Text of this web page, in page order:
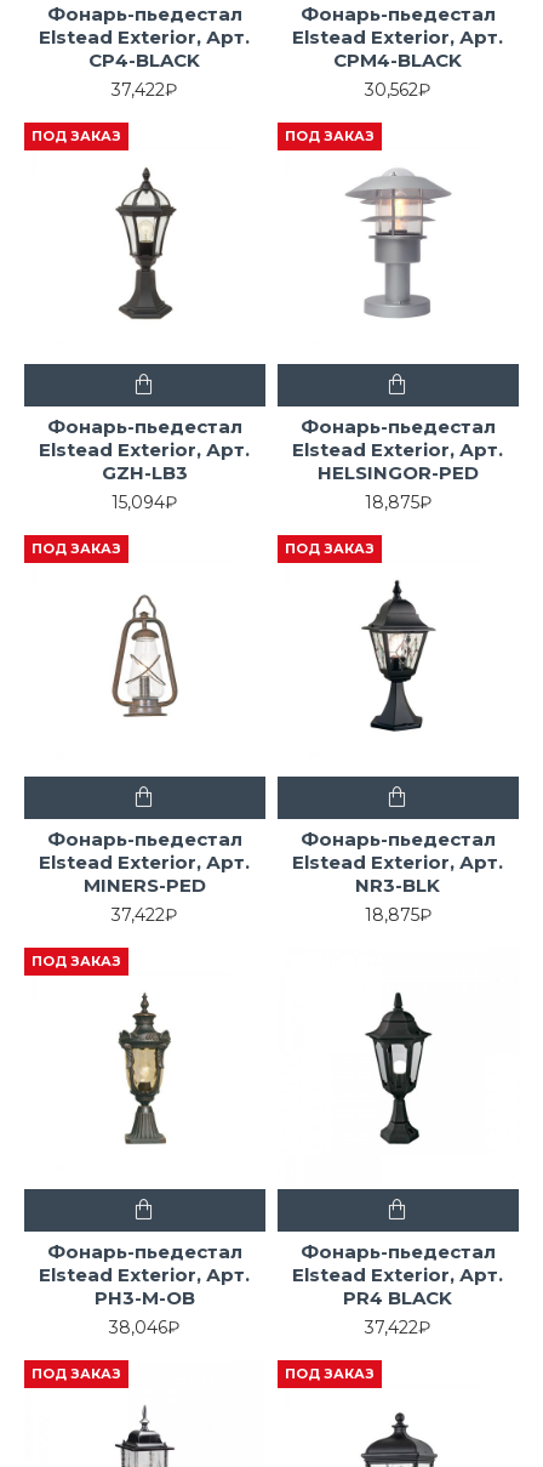
Фонарь-пьедестал
Elstead Exterior, Арт.
CP4-BLACK
37,422₽
Фонарь-пьедестал
Elstead Exterior, Арт.
CPM4-BLACK
30,562₽
ПОД ЗАКАЗ
Фонарь-пьедестал
Elstead Exterior, Арт.
GZH-LB3
15,094₽
ПОД ЗАКАЗ
Фонарь-пьедестал
Elstead Exterior, Арт.
HELSINGOR-PED
18,875₽
ПОД ЗАКАЗ
Фонарь-пьедестал
Elstead Exterior, Арт.
MINERS-PED
37,422₽
ПОД ЗАКАЗ
Фонарь-пьедестал
Elstead Exterior, Арт.
NR3-BLK
18,875₽
ПОД ЗАКАЗ
Фонарь-пьедестал
Elstead Exterior, Арт.
PH3-M-OB
38,046₽
Фонарь-пьедестал
Elstead Exterior, Арт.
PR4 BLACK
37,422₽
ПОД ЗАКАЗ ПОД ЗАКАЗ